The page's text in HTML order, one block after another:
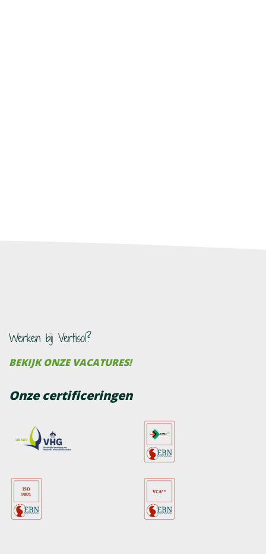
Werken bij Vertisol?
BEKIJK ONZE VACATURES!
Onze certificeringen